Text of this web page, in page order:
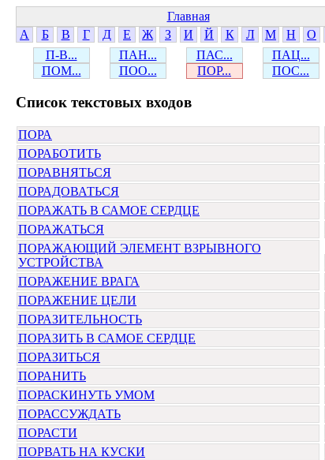
Главная
А
Б В Г Д Е Ж З И Й К Л М Н О
П-В...
ПАН... ПАС... ПАЦ...
ПОМ...
ПОО... ПОР... ПОС...
Cписок текстовых входов
ПОРА
ПОРАБОТИТЬ
ПОРАВНЯТЬСЯ
ПОРАДОВАТЬСЯ
ПОРАЖАТЬ В САМОЕ СЕРДЦЕ
ПОРАЖАТЬСЯ
ПОРАЖАЮЩИЙ ЭЛЕМЕНТ ВЗРЫВНОГО
УСТРОЙСТВА
ПОРАЖЕНИЕ ВРАГА
ПОРАЖЕНИЕ ЦЕЛИ
ПОРАЗИТЕЛЬНОСТЬ
ПОРАЗИТЬ В САМОЕ СЕРДЦЕ
ПОРАЗИТЬСЯ
ПОРАНИТЬ
ПОРАСКИНУТЬ УМОМ
ПОРАССУЖДАТЬ
ПОРАСТИ
ПОРВАТЬ НА КУСКИ